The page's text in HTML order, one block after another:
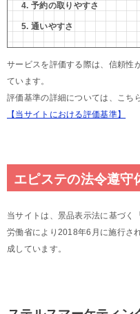
予約の取りやすさ
通いやすさ
サービスを評価する際は、信頼性
ています。
評価基準の詳細については、こち
【当サイトにおける評価基準】
エピステの法令遵守
当サイトは、景品表示法に基づく
労働省により2018年6月に施行さ
成しています。